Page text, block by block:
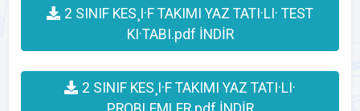
2 SINIF KES¸I·F TAKIMI YAZ TATI·LI· TEST
KI·TABI.pdf İNDİR
2 SINIF KES¸I·F TAKIMI YAZ TATI·LI·